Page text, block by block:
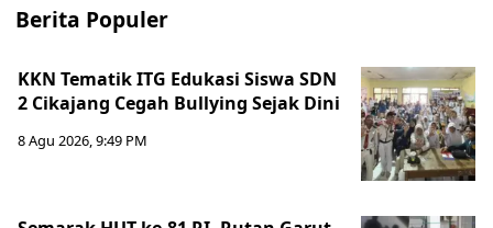
Berita Populer
KKN Tematik ITG Edukasi Siswa SDN
2 Cikajang Cegah Bullying Sejak Dini
8 Agu 2026, 9:49 PM